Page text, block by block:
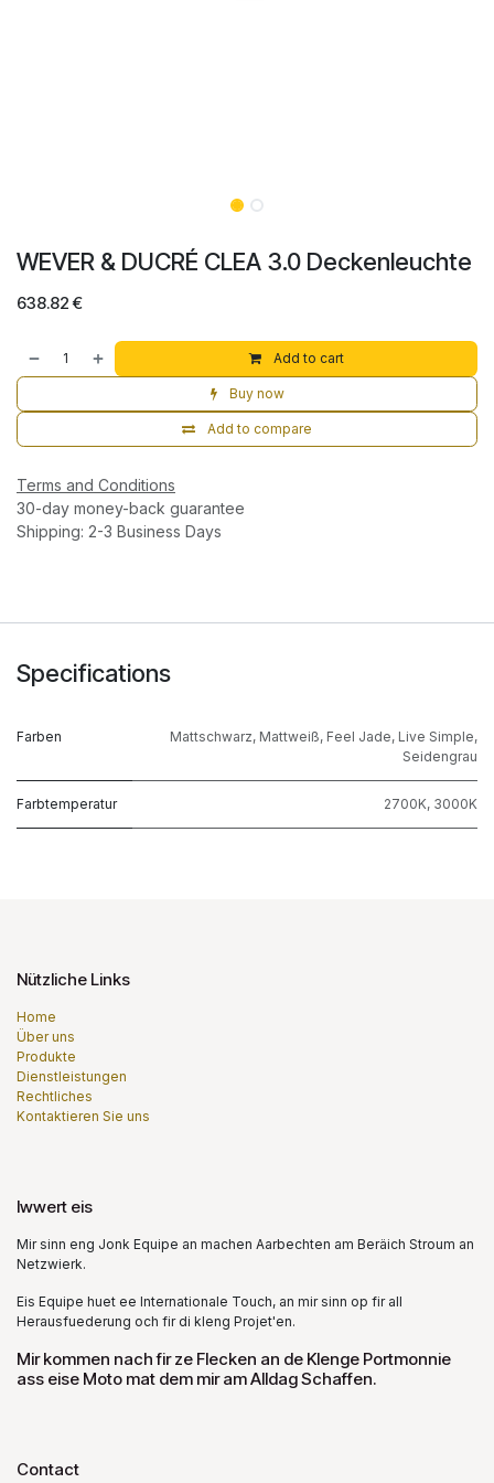
WEVER & DUCRÉ CLEA 3.0 Deckenleuchte
638.82€
Add to cart
Buy now
Add to compare
Terms and Conditions
30-day money-back guarantee
Shipping: 2-3 Business Days
Specifications
Farben Mattschwarz, Mattweiß, Feel Jade, Live Simple,
Seidengrau
Farbtemperatur 2700K, 3000K
Nützliche Links
Home
Über uns
Produkte
Dienstleistungen
Rechtliches
Kontaktieren Sie uns
Iwwert eis
Mir sinn eng Jonk Equipe an machen Aarbechten am Beräich Stroum an
Netzwierk.
Eis Equipe huet ee Internationale Touch, an mir sinn op fir all
Herausfuederung och fir di kleng Projet'en.
Mir kommen nach fir ze Flecken an de Klenge Portmonnie
ass eise Moto mat dem mir am Alldag Schaffen.
Contact